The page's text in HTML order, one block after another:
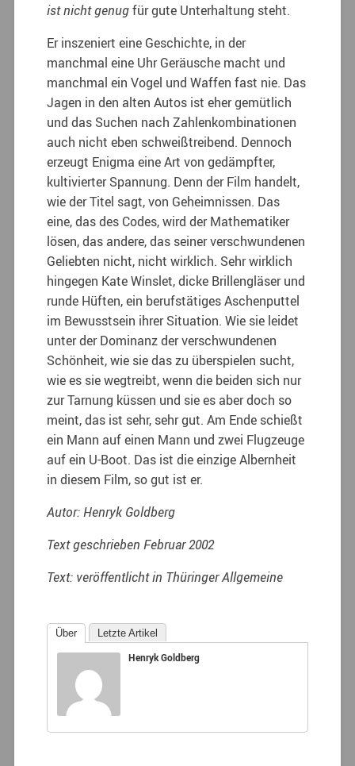
ist nicht genugfür gute Unterhaltung steht.
Er inszeniert eine Geschichte, in der
manchmal eine Uhr Geräusche macht und
manchmal ein Vogel und Waffen fast nie. Das
Jagen in den alten Autos ist eher gemütlich
und das Suchen nach Zahlenkombinationen
auch nicht eben schweißtreibend. Dennoch
erzeugt Enigma eine Art von gedämpfter,
kultivierter Spannung. Denn der Film handelt,
wie der Titel sagt, von Geheimnissen. Das
eine, das des Codes, wird der Mathematiker
lösen, das andere, das seiner verschwundenen
Geliebten nicht, nicht wirklich. Sehr wirklich
hingegen Kate Winslet, dicke Brillengläser und
runde Hüften, ein berufstätiges Aschenputtel
im Bewusstsein ihrer Situation. Wie sie leidet
unter der Dominanz der verschwundenen
Schönheit, wie sie das zu überspielen sucht,
wie es sie wegtreibt, wenn die beiden sich nur
zur Tarnung küssen und sie es aber doch so
meint, das ist sehr, sehr gut. Am Ende schießt
ein Mann auf einen Mann und zwei Flugzeuge
auf ein U-Boot. Das ist die einzige Albernheit
in diesem Film, so gut ist er.
Autor: Henryk Goldberg
Text geschrieben Februar 2002
Text: veröffentlicht in Thüringer Allgemeine
Über Letzte Artikel
Henryk Goldberg